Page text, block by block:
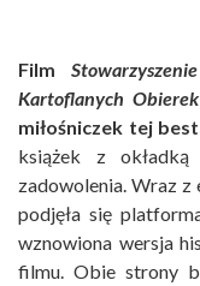
Film
Kartoflanych Obierek
miłośniczek tej
książek z
zadowolenia. Wraz
podjęła się
wznowiona wersja
filmu. Obie strony